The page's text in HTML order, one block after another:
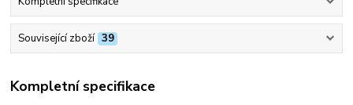
Související zboží 39
Kompletní specifikace